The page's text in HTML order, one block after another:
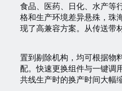
食品、医药、日化、水产等
格和生产环境差异悬殊，珠
现了高兼容方案。从传送带
置到剔除机构，均可根据物
配。快速更换组件与一键调
共线生产时的换产时间大幅